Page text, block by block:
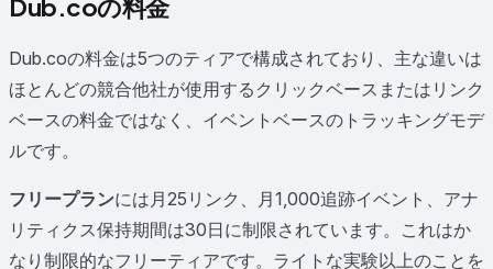
Dub.coの料金
Dub.coの料金は5つのティアで構成されており、主な違いは
ほとんどの競合他社が使用するクリックベースまたはリンク
ベースの料金ではなく、イベントベースのトラッキングモデ
ルです。
フリープランには月25リンク、月1,000追跡イベント、アナ
リティクス保持期間は30日に制限されています。これはか
なり制限的なフリーティアです。ライトな実験以上のことを